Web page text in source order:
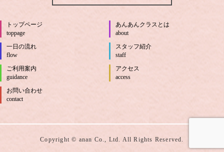
トップページ
toppage
あんあんクラスとは
about
一日の流れ
flow
スタッフ紹介
staff
ご利用案内
guidance
アクセス
access
お問い合わせ
contact
Copyright © anan Co., Ltd. All Rights Reserved.